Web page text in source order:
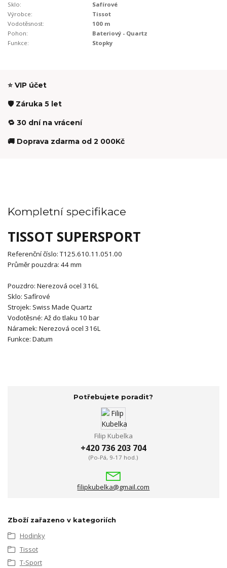
Sklo:
Safírové
Výrobce:
Tissot
Vodotěsnost:
100 m
Pohon:
Bateriový - Quartz
Funkce:
Stopky
⭐ VIP účet
🛡️ Záruka 5 let
🔁 30 dní na vrácení
🚚 Doprava zdarma od 2 000Kč
Kompletní specifikace
TISSOT SUPERSPORT
Referenční číslo: T125.610.11.051.00
Průměr pouzdra: 44mm
Pouzdro: Nerezová ocel 316L
Sklo: Safírové
Strojek: Swiss Made Quartz
Vodotěsné: Až do tlaku 10 bar
Náramek: Nerezová ocel 316L
Funkce: Datum
Potřebujete poradit?
Filip Kubelka
+420 736 203 704
(Po-Pá, 9-17 hod.)
filipkubelka@gmail.com
Zboží zařazeno v kategoriích
Hodinky
Tissot
T-Sport